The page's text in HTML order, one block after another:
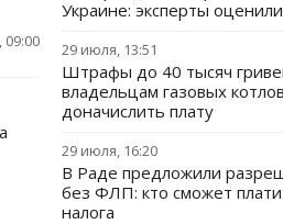
09:00
Украине: эксперты
29 июля, 13:51
Штрафы до 40 тысяч
владельцам газовых
доначислить плату
29 июля, 16:20
В Раде предложили
без ФЛП: кто сможет
налога